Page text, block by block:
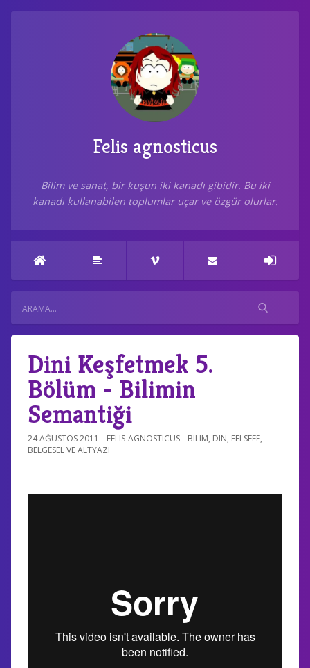
Felis agnosticus
Bilim ve sanat, bir kuşun iki kanadı gibidir. Bu iki
kanadı kullanabilen toplumlar uçar ve özgür olurlar.
Dini Keşfetmek 5.
Bölüm - Bilimin
Semantiği
24 AĞUSTOS 2011 FELIS-AGNOSTICUS BILIM, DIN, FELSEFE,
BELGESEL VE ALTYAZI